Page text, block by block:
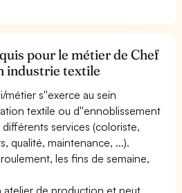
pour le métier de Chef
industrie textile
s''exerce au sein
textile ou d''ennoblissement
services (coloriste,
qualité, maintenance, ...).
les fins de semaine,
atelier de production et peut